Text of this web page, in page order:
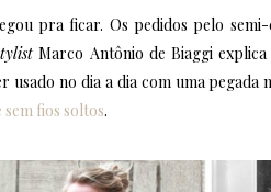
pra ficar. Os pedidos pelo semi-
Marco Antônio de Biaggi
no dia a dia com uma pegada
sem fios soltos.